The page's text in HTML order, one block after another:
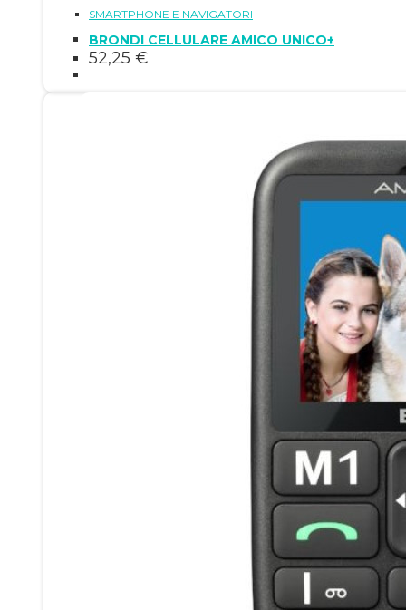
SMARTPHONE E NAVIGATORI
BRONDI CELLULARE AMICO UNICO+
52,25 €